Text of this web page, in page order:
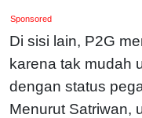
Sponsored
Di sisi lain, P2G
karena tak mudah
dengan status
Menurut Satriwan,